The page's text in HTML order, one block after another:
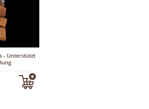
- Unterstützt